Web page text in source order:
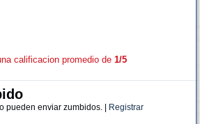
calificacion promedio de 1/5
pueden enviar zumbidos. | Registrar